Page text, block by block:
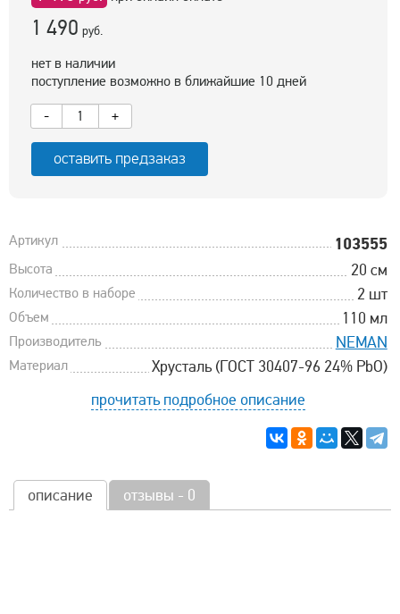
1 490 руб.
нет в наличии
поступление возможно в ближайшие 10 дней
-
+
оставить предзаказ
Артикул 103555
Высота 20 см
Количество в наборе 2 шт
Объем 110 мл
Производитель NEMAN
Материал
Хрусталь (ГОСТ 30407-96 24% PbO)
прочитать подробное описание
описание отзывы - 0